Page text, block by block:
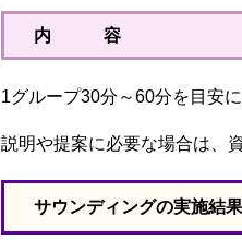
内 容
1グループ30分～60分を目安
説明や提案に必要な場合は、
サウンディングの実施結